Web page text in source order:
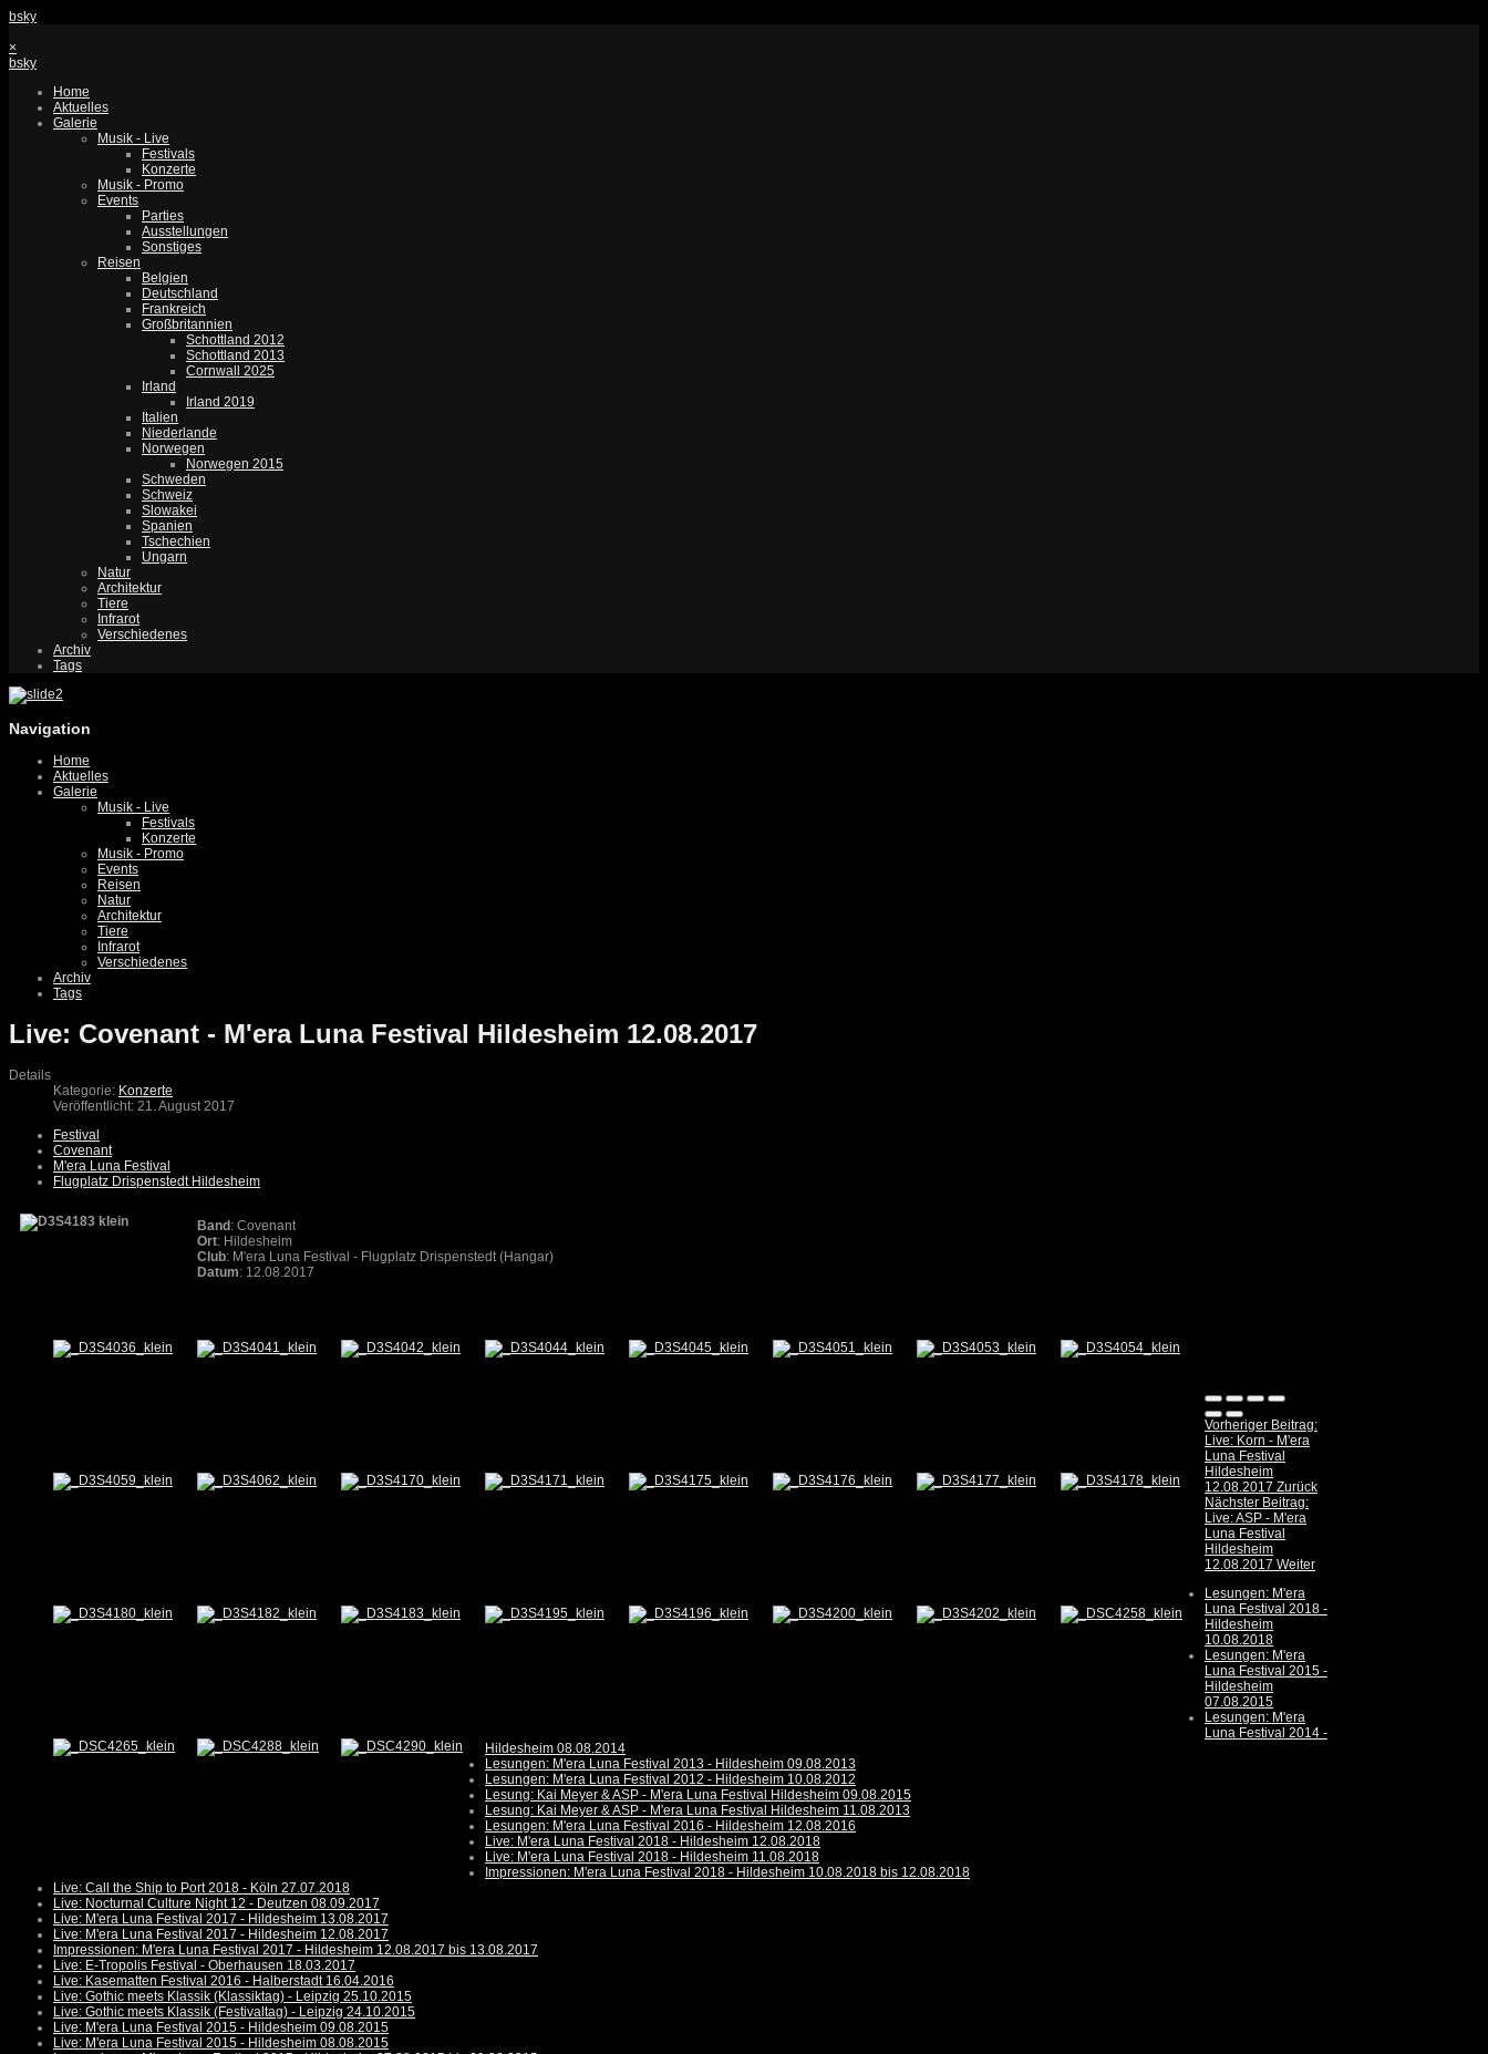
bsky
×
bsky
Home
Aktuelles
Galerie
Musik - Live
Festivals
Konzerte
Musik - Promo
Events
Parties
Ausstellungen
Sonstiges
Reisen
Belgien
Deutschland
Frankreich
Großbritannien
Schottland 2012
Schottland 2013
Cornwall 2025
Irland
Irland 2019
Italien
Niederlande
Norwegen
Norwegen 2015
Schweden
Schweiz
Slowakei
Spanien
Tschechien
Ungarn
Natur
Architektur
Tiere
Infrarot
Verschiedenes
Archiv
Tags
Navigation
Home
Aktuelles
Galerie
Musik - Live
Festivals
Konzerte
Musik - Promo
Events
Reisen
Natur
Architektur
Tiere
Infrarot
Verschiedenes
Archiv
Tags
Live: Covenant - M'era Luna Festival Hildesheim 12.08.2017
Details
Kategorie: Konzerte
Veröffentlicht: 21. August 2017
Festival
Covenant
M'era Luna Festival
Flugplatz Drispenstedt Hildesheim
Band : Covenant
Ort: Hildesheim
Club: M'era Luna Festival - Flugplatz Drispenstedt (Hangar)
Datum: 12.08.2017
Vorheriger Beitrag:
Live: Korn - M'era
Luna Festival
Hildesheim
12.08.2017 Zurück
Nächster Beitrag:
Live: ASP - M'era
Luna Festival
Hildesheim
12.08.2017 Weiter
Lesungen: M'era
Luna Festival 2018 -
Hildesheim
10.08.2018
Lesungen: M'era
Luna Festival 2015 -
Hildesheim
07.08.2015
Lesungen: M'era
Luna Festival 2014 -
Hildesheim 08.08.2014
Lesungen: M'era Luna Festival 2013 - Hildesheim 09.08.2013
Lesungen: M'era Luna Festival 2012 - Hildesheim 10.08.2012
Lesung: Kai Meyer & ASP - M'era Luna Festival Hildesheim 09.08.2015
Lesung: Kai Meyer & ASP - M'era Luna Festival Hildesheim 11.08.2013
Lesungen: M'era Luna Festival 2016 - Hildesheim 12.08.2016
Live: M'era Luna Festival 2018 - Hildesheim 12.08.2018
Live: M'era Luna Festival 2018 - Hildesheim 11.08.2018
Impressionen: M'era Luna Festival 2018 - Hildesheim 10.08.2018 bis 12.08.2018
Live: Call the Ship to Port 2018 - Köln 27.07.2018
Live: Nocturnal Culture Night 12 - Deutzen 08.09.2017
Live: M'era Luna Festival 2017 - Hildesheim 13.08.2017
Live: M'era Luna Festival 2017 - Hildesheim 12.08.2017
Impressionen: M'era Luna Festival 2017 - Hildesheim 12.08.2017 bis 13.08.2017
Live: E-Tropolis Festival - Oberhausen 18.03.2017
Live: Kasematten Festival 2016 - Halberstadt 16.04.2016
Live: Gothic meets Klassik (Klassiktag) - Leipzig 25.10.2015
Live: Gothic meets Klassik (Festivaltag) - Leipzig 24.10.2015
Live: M'era Luna Festival 2015 - Hildesheim 09.08.2015
Live: M'era Luna Festival 2015 - Hildesheim 08.08.2015